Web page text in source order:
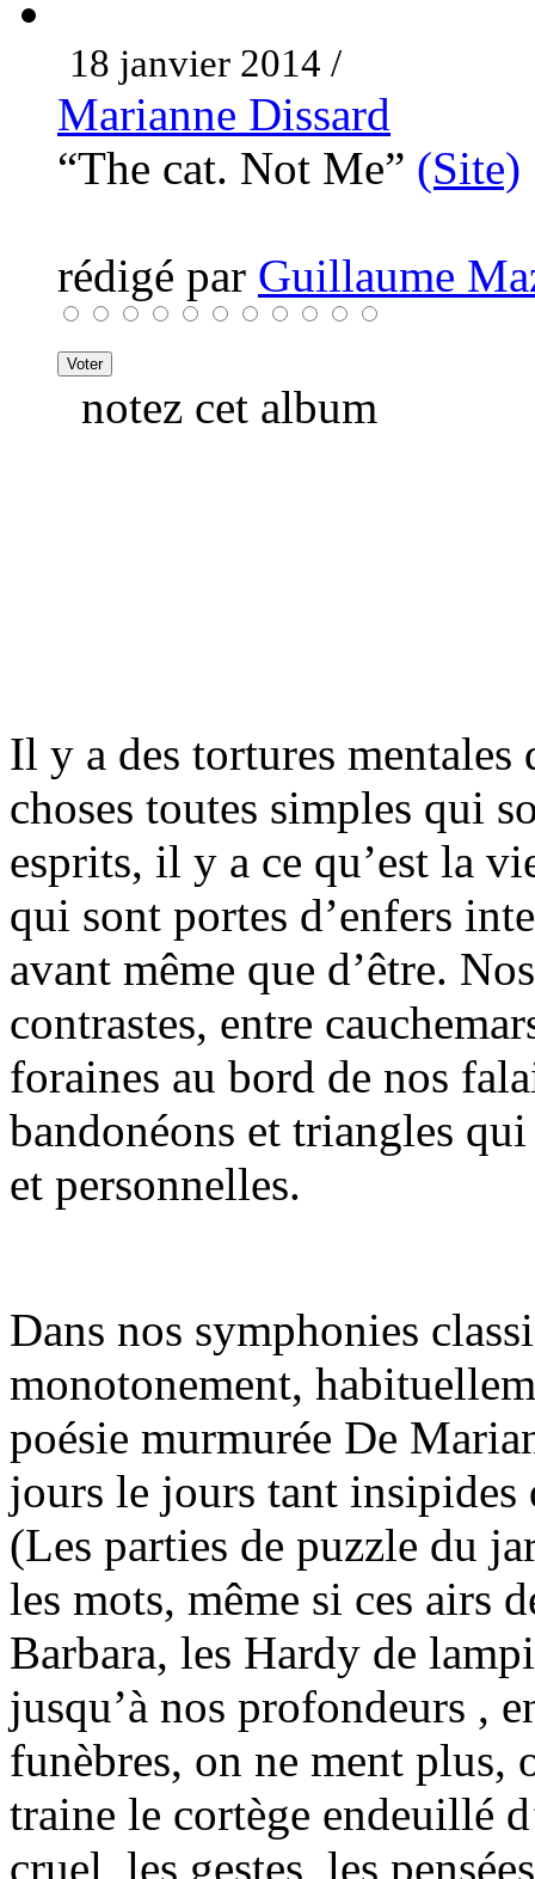
18 janvier 2014 /
Marianne Dissard
“The cat. Not Me” (Site)
rédigé par Guillaume
notez cet album
Il y a des tortures mentales
choses toutes simples qui
esprits, il y a ce qu’est la
qui sont portes d’enfers
avant même que d’être.
contrastes, entre
foraines au bord de nos
bandonéons et triangles
et personnelles.
Dans nos symphonies
monotonement,
poésie murmurée De
jours le jours tant insipides
(Les parties de puzzle du
les mots, même si ces airs
Barbara, les Hardy de
jusqu’à nos profondeurs ,
funèbres, on ne ment plus,
traine le cortège endeuillé
cruel, les gestes, les